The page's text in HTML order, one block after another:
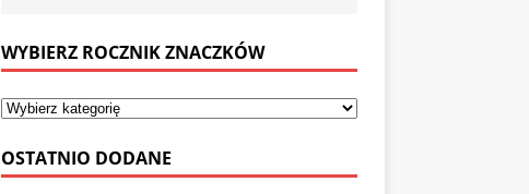
WYBIERZ ROCZNIK ZNACZKÓW
OSTATNIO DODANE